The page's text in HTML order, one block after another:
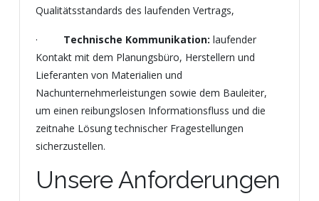
Qualitätsstandards des laufenden Vertrags,
· Technische Kommunikation: laufender
Kontakt mit dem Planungsbüro, Herstellern und
Lieferanten von Materialien und
Nachunternehmerleistungen sowie dem Bauleiter,
um einen reibungslosen Informationsfluss und die
zeitnahe Lösung technischer Fragestellungen
sicherzustellen.
Unsere Anforderungen